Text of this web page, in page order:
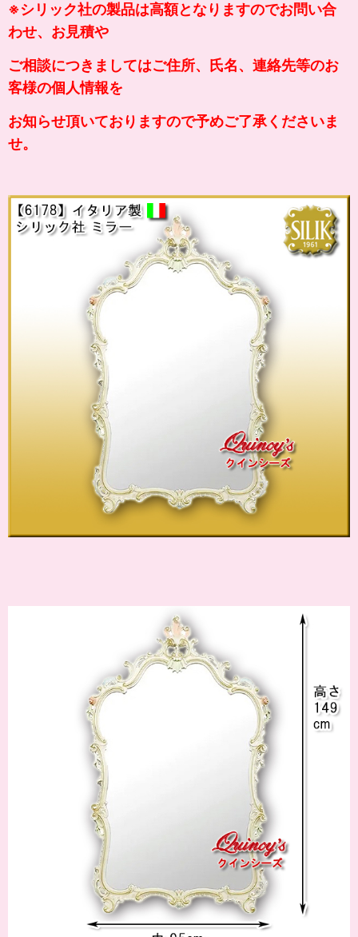
※シリック社の製品は高額となりますのでお問い合
わせ、お見積や
ご相談につきましてはご住所、氏名、連絡先等のお
客様の個人情報を
お知らせ頂いておりますので予めご了承くださいま
せ。